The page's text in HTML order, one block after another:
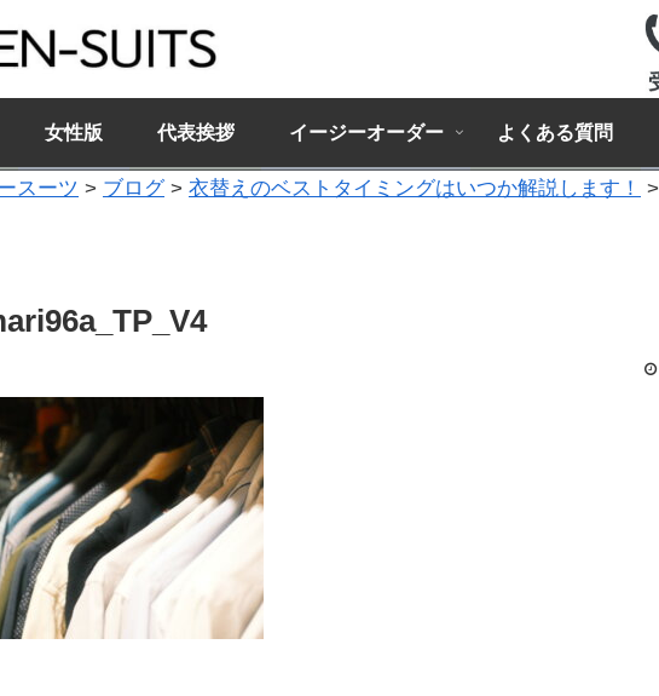
女性版 代表挨拶 イージーオーダー よくある質問
スーツ > ブログ> 衣替えのベストタイミングはいつか解説します！ >